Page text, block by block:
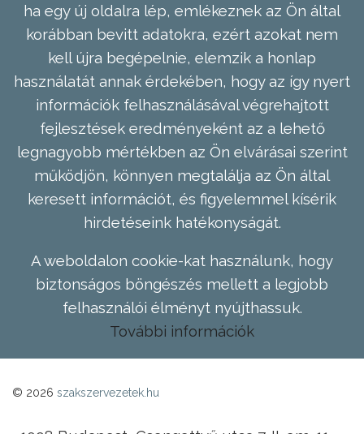
ha egy új oldalra lép, emlékeznek az Ön által
korábban bevitt adatokra, ezért azokat nem
kell újra begépelnie, elemzik a honlap
használatát annak érdekében, hogy az így nyert
információk felhasználásával végrehajtott
fejlesztések eredményeként az a lehető
legnagyobb mértékben az Ön elvárásai szerint
működjön, könnyen megtalálja az Ön által
keresett információt, és figyelemmel kísérik
hirdetéseink hatékonyságát.
A weboldalon cookie-kat használunk, hogy
biztonságos böngészés mellett a legjobb
felhasználói élményt nyújthassuk.
További információk
© 2026 szakszervezetek.hu